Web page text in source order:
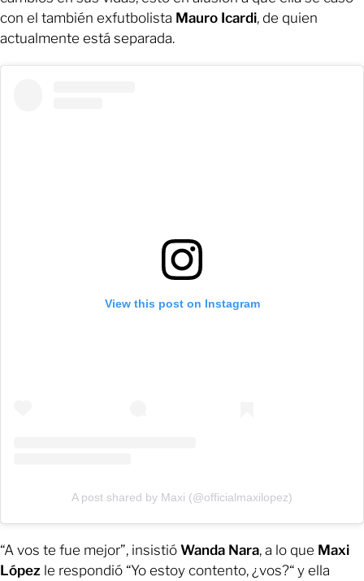
con el también exfutbolista Mauro Icardi, de quien
actualmente está separada.
View this post on Instagram
A post shared by Maxi (@officialmaxilopez)
“A vos te fue mejor”, insistió Wanda Nara, a lo que Maxi
López le respondió “Yo estoy contento, ¿vos?“ y ella